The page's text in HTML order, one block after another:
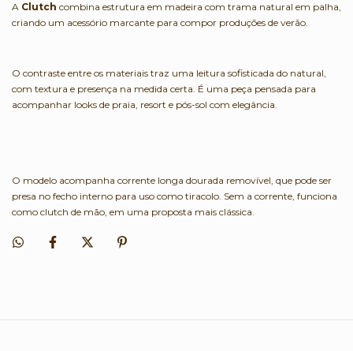
A Clutch combina estrutura em madeira com trama natural em palha,
criando um acessório marcante para compor produções de verão.
O contraste entre os materiais traz uma leitura sofisticada do natural,
com textura e presença na medida certa. É uma peça pensada para
acompanhar looks de praia, resort e pós-sol com elegância.
O modelo acompanha corrente longa dourada removível, que pode ser
presa no fecho interno para uso como tiracolo. Sem a corrente, funciona
como clutch de mão, em uma proposta mais clássica.